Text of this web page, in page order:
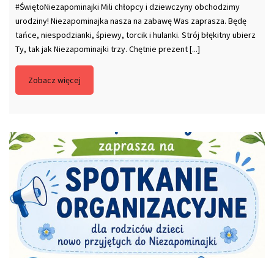
#ŚwiętoNiezapominajki Mili chłopcy i dziewczyny obchodzimy
urodziny! Niezapominajka nasza na zabawę Was zaprasza. Będę
tańce, niespodzianki, śpiewy, torcik i hulanki. Strój błękitny ubierz
Ty, tak jak Niezapominajki trzy. Chętnie prezent [...]
Zobacz więcej